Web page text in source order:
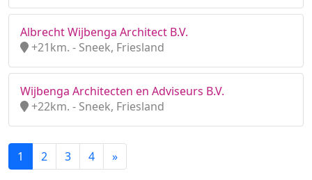
Albrecht Wijbenga Architect B.V.
+21km. - Sneek, Friesland
Wijbenga Architecten en Adviseurs B.V.
+22km. - Sneek, Friesland
1 2 3 4 »